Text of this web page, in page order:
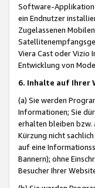
Software-
ein Endnutzer
Zugelassenen
Viera Cast oder Vizio
Entwicklung von
6. Inhalte auf Ihrer
(a) Sie werden
Informationen; Sie
erhalten bleiben bzw.
Kürzung nicht
auf eine
Bannern); ohne
Besucher Ihrer